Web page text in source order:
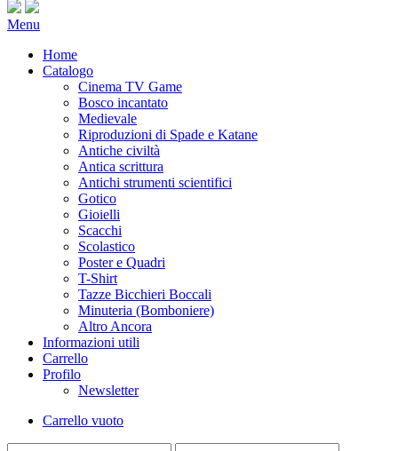
Menu
Home
Catalogo
Cinema TV Game
Bosco incantato
Medievale
Riproduzioni di Spade e Katane
Antiche civiltà
Antica scrittura
Antichi strumenti scientifici
Gotico
Gioielli
Scacchi
Scolastico
Poster e Quadri
T-Shirt
Tazze Bicchieri Boccali
Minuteria (Bomboniere)
Altro Ancora
Informazioni utili
Carrello
Profilo
Newsletter
Carrello vuoto